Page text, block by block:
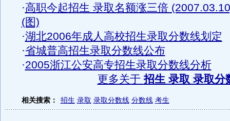
·高职今起招生 录取名额涨三倍
(图)
·湖北2006年成人高校招生录取分数线划定
·省城普高招生录取分数线公布
·2005浙江公安高专招生录取分数线分析
更多关于招生 录取 录取分
相关搜索： 招生 录取 录取分数线 分数线 考生